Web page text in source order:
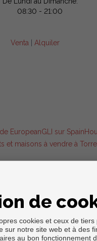
08:30 - 21:00
Venta Alquiler
et maisons à vendre à
de
cookies et ceux de tiers
sur notre site web et à des
au bon fonctionnement